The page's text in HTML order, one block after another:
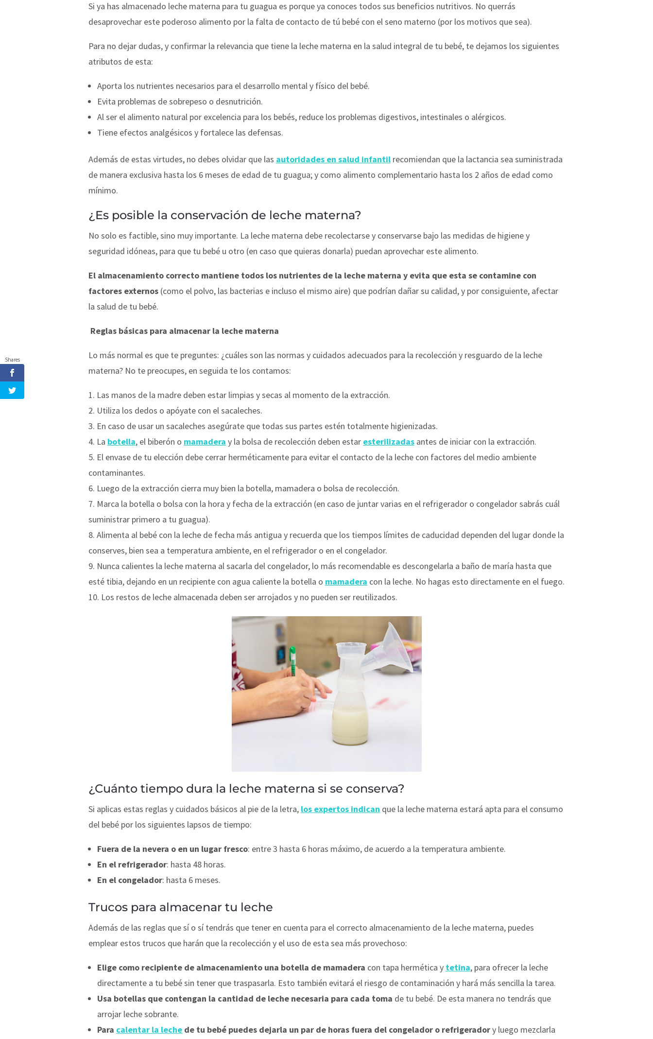
Si ya has almacenado leche materna para tu guagua es porque ya conoces todos sus beneficios nutritivos. No querrás
desaprovechar este poderoso alimento por la falta de contacto de tú bebé con el seno materno (por los motivos que sea).
Para no dejar dudas, y confirmar la relevancia que tiene la leche materna en la salud integral de tu bebé, te dejamos los siguientes
atributos de esta:
Aporta los nutrientes necesarios para el desarrollo mental y físico del bebé.
Evita problemas de sobrepeso o desnutrición.
Al ser el alimento natural por excelencia para los bebés, reduce los problemas digestivos, intestinales o alérgicos.
Tiene efectos analgésicos y fortalece las defensas.
Además de estas virtudes, no debes olvidar que las autoridades en salud infantil recomiendan que la lactancia sea suministrada
de manera exclusiva hasta los 6 meses de edad de tu guagua; y como alimento complementario hasta los 2 años de edad como
mínimo.
¿Es posible la conservación de leche materna?
No solo es factible, sino muy importante. La leche materna debe recolectarse y conservarse bajo las medidas de higiene y
seguridad idóneas, para que tu bebé u otro (en caso que quieras donarla) puedan aprovechar este alimento.
El almacenamiento correcto mantiene todos los nutrientes de la leche materna y evita que esta se contamine con
factores externos (como el polvo, las bacterias e incluso el mismo aire) que podrían dañar su calidad, y por consiguiente, afectar
la salud de tu bebé.
Reglas básicas para almacenar la leche materna
Lo más normal es que te preguntes: ¿cuáles son las normas y cuidados adecuados para la recolección y resguardo de la leche
materna? No te preocupes, en seguida te los contamos:
Las manos de la madre deben estar limpias y secas al momento de la extracción.
Utiliza los dedos o apóyate con el sacaleches.
En caso de usar un sacaleches asegúrate que todas sus partes estén totalmente higienizadas.
La botella, el biberón o mamadera y la bolsa de recolección deben estar esterilizadas antes de iniciar con la extracción.
El envase de tu elección debe cerrar herméticamente para evitar el contacto de la leche con factores del medio ambiente
contaminantes.
Luego de la extracción cierra muy bien la botella, mamadera o bolsa de recolección.
Marca la botella o bolsa con la hora y fecha de la extracción (en caso de juntar varias en el refrigerador o congelador sabrás cuál
suministrar primero a tu guagua).
Alimenta al bebé con la leche de fecha más antigua y recuerda que los tiempos límites de caducidad dependen del lugar donde la
conserves, bien sea a temperatura ambiente, en el refrigerador o en el congelador.
Nunca calientes la leche materna al sacarla del congelador, lo más recomendable es descongelarla a baño de maría hasta que
esté tibia, dejando en un recipiente con agua caliente la botella o mamadera con la leche. No hagas esto directamente en el fuego.
Los restos de leche almacenada deben ser arrojados y no pueden ser reutilizados.
¿Cuánto tiempo dura la leche materna si se conserva?
Si aplicas estas reglas y cuidados básicos al pie de la letra, los expertos indican que la leche materna estará apta para el consumo
del bebé por los siguientes lapsos de tiempo:
Fuera de la nevera o en un lugar fresco: entre 3 hasta 6 horas máximo, de acuerdo a la temperatura ambiente.
En el refrigerador: hasta 48 horas.
En el congelador: hasta 6 meses.
Trucos para almacenar tu leche
Además de las reglas que sí o sí tendrás que tener en cuenta para el correcto almacenamiento de la leche materna, puedes
emplear estos trucos que harán que la recolección y el uso de esta sea más provechoso:
Elige como recipiente de almacenamiento una botella de mamadera con tapa hermética y tetina, para ofrecer la leche
directamente a tu bebé sin tener que traspasarla. Esto también evitará el riesgo de contaminación y hará más sencilla la tarea.
Usa botellas que contengan la cantidad de leche necesaria para cada toma de tu bebé. De esta manera no tendrás que
arrojar leche sobrante.
Para calentar la leche de tu bebé puedes dejarla un par de horas fuera del congelador o refrigeradory luego mezclarla
Shares